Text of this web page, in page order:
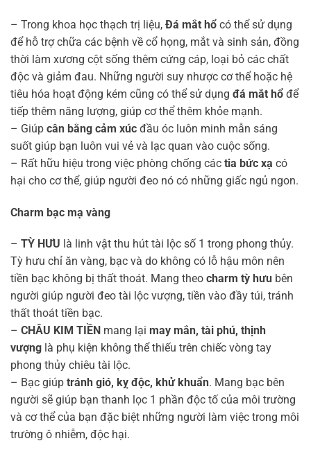
– Trong khoa học thạch trị liệu, Đá mắt hổ có thể sử dụng
để hỗ trợ chữa các bệnh về cổ họng, mắt và sinh sản, đồng
thời làm xương cột sống thêm cứng cáp, loại bỏ các chất
độc và giảm đau. Những người suy nhược cơ thể hoặc hệ
tiêu hóa hoạt động kém cũng có thể sử dụng đá mắt hổ để
tiếp thêm năng lượng, giúp cơ thể thêm khỏe mạnh.
– Giúp cân bằng cảm xúc đầu óc luôn minh mẫn sáng
suốt giúp bạn luôn vui vẻ và lạc quan vào cuộc sống.
– Rất hữu hiệu trong việc phòng chống các tia bức xạ có
hại cho cơ thể, giúp người đeo nó có những giấc ngủ ngon.
Charm bạc mạ vàng
– TỲ HƯU là linh vật thu hút tài lộc số 1 trong phong thủy.
Tỳ hưu chỉ ăn vàng, bạc và do không có lỗ hậu môn nên
tiền bạc không bị thất thoát. Mang theo charm tỳ hưu bên
người giúp người đeo tài lộc vượng, tiền vào đầy túi, tránh
thất thoát tiền bạc.
– CHÂU KIM TIỀN mang lại may mắn, tài phú, thịnh
vượng là phụ kiện không thể thiếu trên chiếc vòng tay
phong thủy chiêu tài lộc.
– Bạc giúp tránh gió, kỵ độc, khử khuẩn. Mang bạc bên
người sẽ giúp bạn thanh lọc 1 phần độc tố của môi trường
và cơ thể của bạn đặc biệt những người làm việc trong môi
trường ô nhiễm, độc hại.